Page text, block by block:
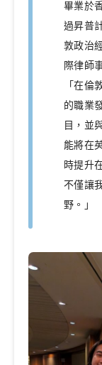
畢業於
過昇普
敦政治
際律師
「在
的職業
目，並
能將在
時提升
不僅讓
野。」